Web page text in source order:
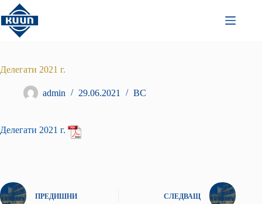
Преминаване
към
съдържанието
Делегати 2021 г.
admin 29.06.2021 ВС
Делегати 2021 г.
ПРЕДИШНИ СЛЕДВАЩ